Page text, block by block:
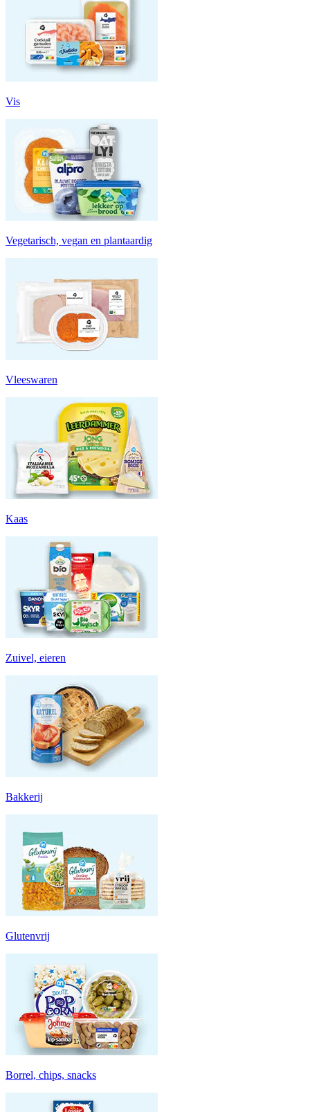
Vis
Vegetarisch, vegan en plantaardig
Vleeswaren
Kaas
Zuivel, eieren
Bakkerij
Glutenvrij
Borrel, chips, snacks